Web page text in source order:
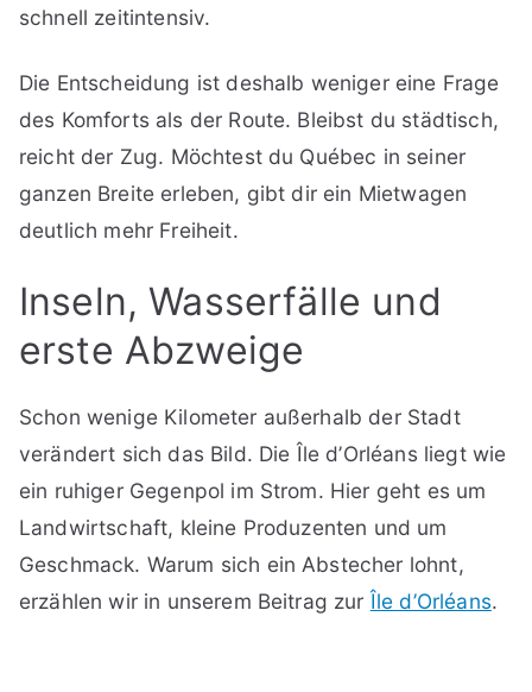
schnell zeitintensiv.
Die Entscheidung ist deshalb weniger eine Frage
des Komforts als der Route. Bleibst du städtisch,
reicht der Zug. Möchtest du Québec in seiner
ganzen Breite erleben, gibt dir ein Mietwagen
deutlich mehr Freiheit.
Inseln, Wasserfälle und
erste Abzweige
Schon wenige Kilometer außerhalb der Stadt
verändert sich das Bild. Die Île d’Orléans liegt wie
ein ruhiger Gegenpol im Strom. Hier geht es um
Landwirtschaft, kleine Produzenten und um
Geschmack. Warum sich ein Abstecher lohnt,
erzählen wir in unserem Beitrag zurÎle d’Orléans.